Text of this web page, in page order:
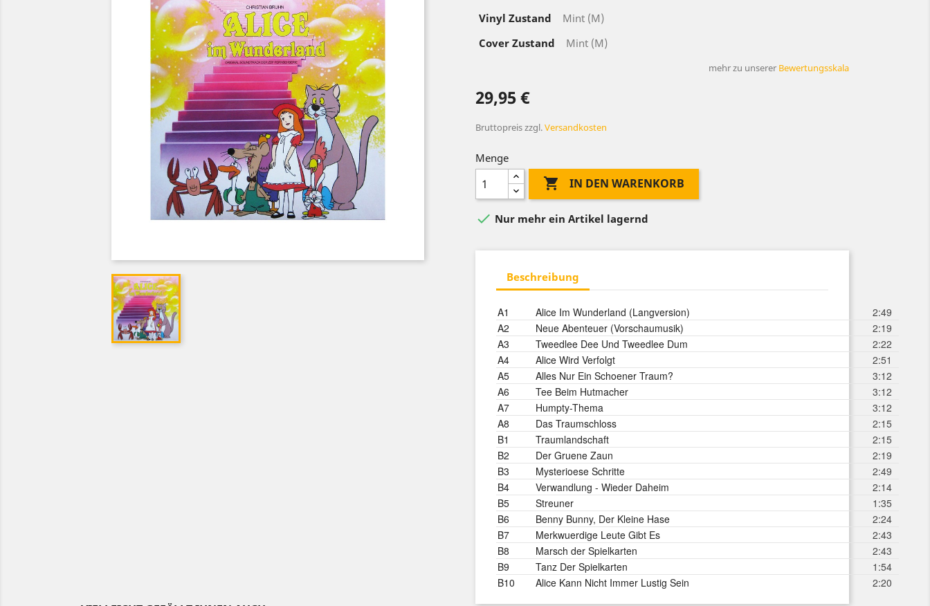
Vinyl Zustand
Mint (M)
Cover Zustand
Mint (M)
mehr zu unserer Bewertungsskala
29,95 €
Bruttopreiszzgl.Versandkosten
Menge
 IN DEN WARENKORB
 Nur mehr ein Artikel lagernd
Beschreibung
Position Title/CreditsDuration
A1 Alice Im Wunderland (Langversion)
2:49
A2
Neue Abenteuer (Vorschaumusik)
2:19
A3
Tweedlee Dee Und Tweedlee Dum
2:22
A4
Alice Wird Verfolgt
2:51
A5
Alles Nur Ein Schoener Traum?
3:12
A6
Tee Beim Hutmacher
3:12
A7
Humpty-Thema
3:12
A8
Das Traumschloss
2:15
B1
Traumlandschaft
2:15
B2
Der Gruene Zaun
2:19
B3
Mysterioese Schritte
2:49
B4
Verwandlung - Wieder Daheim
2:14
B5
Streuner
1:35
B6
Benny Bunny, Der Kleine Hase
2:24
B7
Merkwuerdige Leute Gibt Es
2:43
B8
Marsch der Spielkarten
2:43
B9
Tanz Der Spielkarten
1:54
B10
Alice Kann Nicht Immer Lustig Sein 2:20